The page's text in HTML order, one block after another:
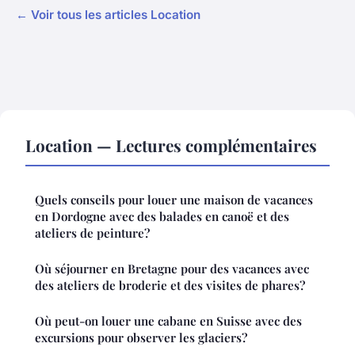
← Voir tous les articles Location
Location — Lectures complémentaires
Quels conseils pour louer une maison de vacances
en Dordogne avec des balades en canoë et des
ateliers de peinture?
Où séjourner en Bretagne pour des vacances avec
des ateliers de broderie et des visites de phares?
Où peut-on louer une cabane en Suisse avec des
excursions pour observer les glaciers?